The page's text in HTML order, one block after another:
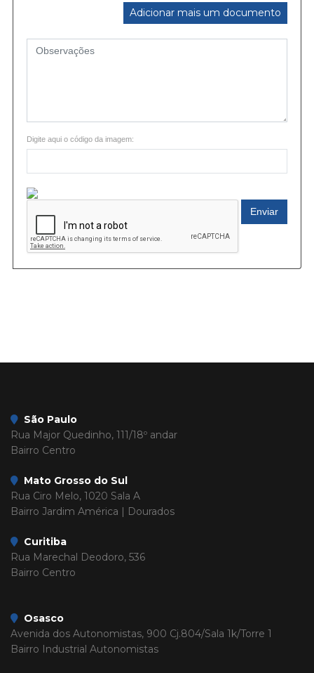
Adicionar mais um documento
Digite aqui o código da imagem:
Enviar
São Paulo
Rua Major Quedinho, 111/18º andar
Bairro Centro
Mato Grosso do Sul
Rua Ciro Melo, 1020 Sala A
Bairro Jardim América | Dourados
Curitiba
Rua Marechal Deodoro, 536
Bairro Centro
Osasco
Avenida dos Autonomistas, 900 Cj.804/Sala 1k/Torre 1
Bairro Industrial Autonomistas